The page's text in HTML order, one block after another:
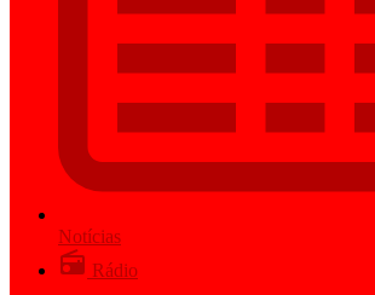
Notícias
Rádio